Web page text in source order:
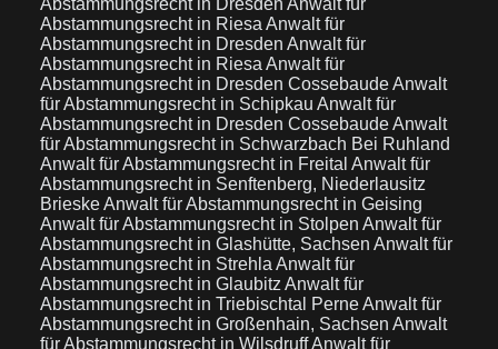
Abstammungsrecht in Dresden Anwalt für
Abstammungsrecht in Riesa Anwalt für
Abstammungsrecht in Dresden Anwalt für
Abstammungsrecht in Riesa Anwalt für
Abstammungsrecht in Dresden CossebaudeAnwalt
für Abstammungsrecht in Schipkau Anwalt für
Abstammungsrecht in Dresden CossebaudeAnwalt
für Abstammungsrecht in Schwarzbach Bei Ruhland
Anwalt für Abstammungsrecht in Freital Anwalt für
Abstammungsrecht in Senftenberg, Niederlausitz
BrieskeAnwalt für Abstammungsrecht in Geising
Anwalt für Abstammungsrecht in Stolpen Anwalt für
Abstammungsrecht in Glashütte, Sachsen Anwalt für
Abstammungsrecht in Strehla Anwalt für
Abstammungsrecht in Glaubitz Anwalt für
Abstammungsrecht in Triebischtal PerneAnwalt für
Abstammungsrecht in Großenhain, Sachsen Anwalt
für Abstammungsrecht in WilsdruffAnwalt für